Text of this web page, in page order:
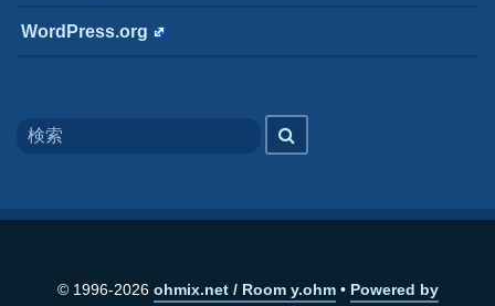
WordPress.org
for
索
© 1996-2026 ohmix.net / Room y.ohm
Powered by